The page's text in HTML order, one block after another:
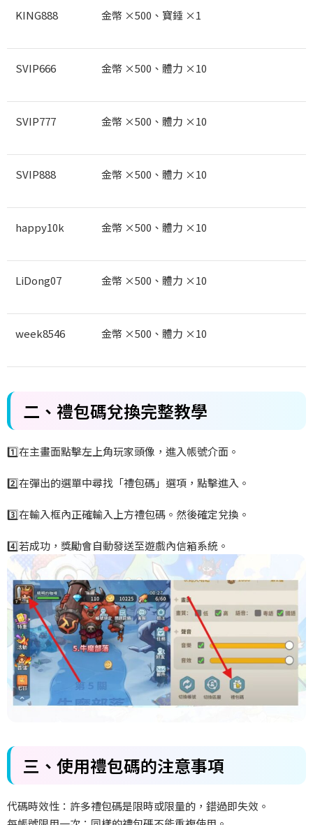
KING888 金幣 ×500 、寶錘 ×1
SVIP666 金幣 ×500 、體力 ×10
SVIP777 金幣 ×500 、體力 ×10
SVIP888 金幣 ×500 、體力 ×10
happy10k 金幣 ×500 、體力 ×10
LiDong07 金幣 ×500 、體力 ×10
week8546 金幣 ×500 、體力 ×10
二、 禮包碼兌換完整教學
1️在主畫面點擊左上角玩家頭像，進入帳號介面。
2️在彈出的選單中尋找「禮包碼」選項，點擊進入。
3️在輸入框內正確輸入上方禮包碼。然後確定兌換。
4️若成功，獎勵會自動發送至遊戲內信箱系統。
三、 使用禮包碼的注意事項
代碼時效性：許多禮包碼是限時或限量的，錯過即失效。